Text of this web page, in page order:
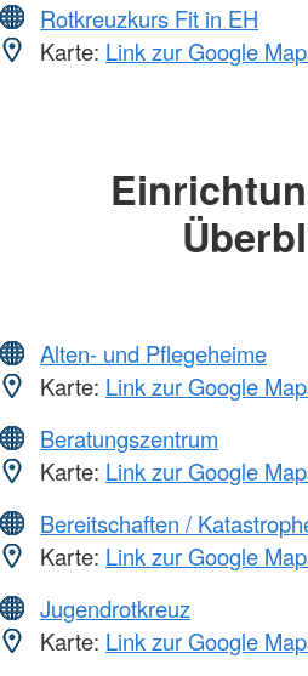
Rotkreuzkurs Fit in EH
Karte: Link zur Google
Alten- und Pflegeheime
Karte: Link zur Google
Beratungszentrum
Karte: Link zur Google
Bereitschaften /
Karte: Link zur Google
Jugendrotkreuz
Karte: Link zur Google